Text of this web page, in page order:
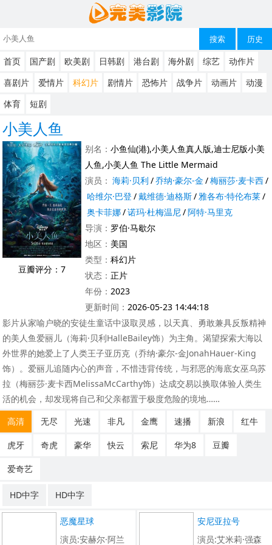
搜索 历史
首页 国产剧 欧美剧 日韩剧 港台剧 海外剧 综艺
动作片
喜剧片
爱情片 科幻片 剧情片 恐怖片 战争片 动画片
动漫
体育
短剧
小美人鱼
豆瓣评分：7
别名： 小鱼仙(港),小美人鱼真人版,迪士尼版小美
人鱼,小美人鱼 The Little Mermaid
演员： 海莉·贝利 /乔纳·豪尔-金 /梅丽莎·麦卡西/
哈维尔·巴登 /戴维德·迪格斯/雅各布·特伦布莱/
奥卡菲娜/诺玛·杜梅温尼/阿特·马里克
导演： 罗伯·马歇尔
地区： 美国
类型： 科幻片
状态： 正片
年份： 2023
更新时间： 2026-05-23 14:44:18
影片从家喻户晓的安徒生童话中汲取灵感，以天真、勇敢兼具反叛精神
的美人鱼爱丽儿（海莉·贝利HalleBailey饰）为主角。渴望探索大海以
外世界的她爱上了人类王子亚历克（乔纳·豪尔-金JonahHauer-King
饰）。爱丽儿追随内心的声音，不惜违背传统，与邪恶的海底女巫乌苏
拉（梅丽莎·麦卡西MelissaMcCarthy饰）达成交易以换取体验人类生
活的机会，却发现将自己和父亲都置于极度危险的境地……
高清
无尽 光速 非凡 金鹰 速播 新浪 红牛
虎牙 奇虎 豪华 快云 索尼 华为8 豆瓣
爱奇艺
HD中字 HD中字
恶魔星球
演员:安赫尔·阿兰
安尼亚拉号
演员:艾米莉·强森